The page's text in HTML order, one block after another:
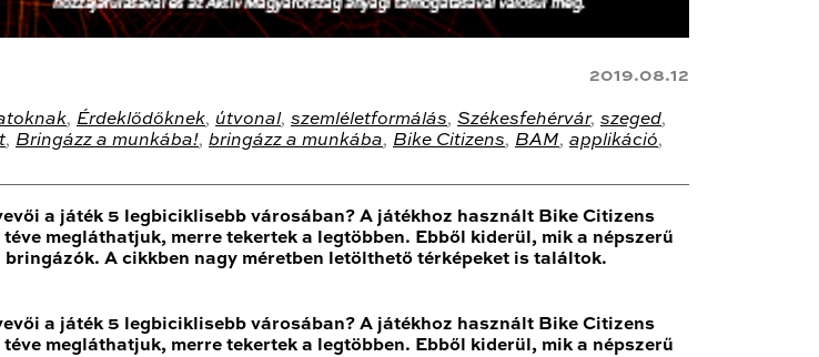
2019.08.12
, Érdeklődőknek, útvonal, szemléletformálás, Székesfehérvár, szeged,
, Bringázz a munkába!, bringázz a munkába, Bike Citizens, BAM, applikáció,
a játék 5 legbiciklisebb városában? A játékhoz használt Bike Citizens
megláthatjuk, merre tekertek a legtöbben. Ebből kiderül, mik a népszerű
A cikkben nagy méretben letölthető térképeket is találtok.
a játék 5 legbiciklisebb városában? A játékhoz használt Bike Citizens
megláthatjuk, merre tekertek a legtöbben. Ebből kiderül, mik a népszerű